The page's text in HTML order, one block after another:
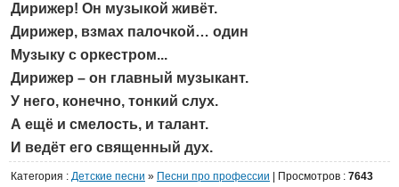
Дирижер! Он музыкой живёт.
Дирижер, взмах палочкой… один
Музыку с оркестром...
Дирижер – он главный музыкант.
У него, конечно, тонкий слух.
А ещё и смелость, и талант.
И ведёт его священный дух.
Категория : Детские песни » Песни про профессии Просмотров : 7643